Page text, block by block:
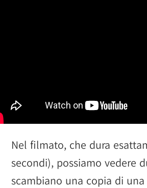
Nel filmato, che dura
secondi), possiamo vedere
scambiano una copia di